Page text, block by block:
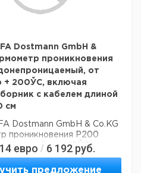
Dostmann GmbH &
проникновения
от
+ 200ЎC, включая
с кабелем длиной
см
Dostmann GmbH & Co.KG
проникновения P200
от -40ЎC до +
пробоотборник с
около 60 см
евро / 6 192 руб.
предложение